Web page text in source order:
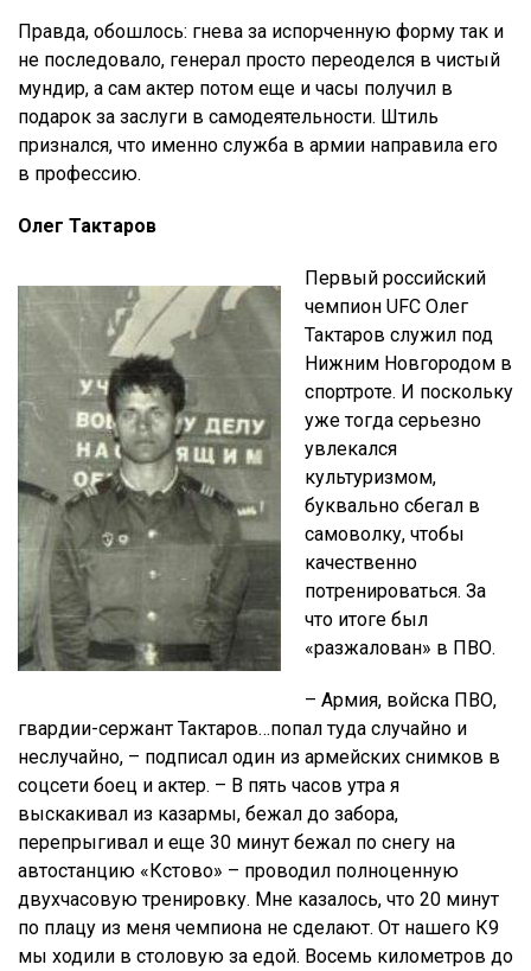
Правда, обошлось: гнева за испорченную форму так и
не последовало, генерал просто переоделся в чистый
мундир, а сам актер потом еще и часы получил в
подарок за заслуги в самодеятельности. Штиль
признался, что именно служба в армии направила его
в профессию.
Олег Тактаров
Первый российский
чемпион UFC Олег
Тактаров служил под
Нижним Новгородом в
спортроте. И поскольку
уже тогда серьезно
увлекался
культуризмом,
буквально сбегал в
самоволку, чтобы
качественно
потренироваться. За
что итоге был
«разжалован» в ПВО.
– Армия, войска ПВО,
гвардии-сержант Тактаров…попал туда случайно и
неслучайно, – подписал один из армейских снимков в
соцсети боец и актер. – В пять часов утра я
выскакивал из казармы, бежал до забора,
перепрыгивал и еще 30 минут бежал по снегу на
автостанцию «Кстово» – проводил полноценную
двухчасовую тренировку. Мне казалось, что 20 минут
по плацу из меня чемпиона не сделают. От нашего К9
мы ходили в столовую за едой. Восемь километров до